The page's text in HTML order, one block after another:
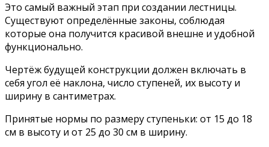
Это самый важный этап при создании лестницы.
Существуют определённые законы, соблюдая
которые она получится красивой внешне и удобной
функционально.
Чертёж будущей конструкции должен включать в
себя угол её наклона, число ступеней, их высоту и
ширину в сантиметрах.
Принятые нормы по размеру ступеньки: от 15 до 18
см в высоту и от 25 до 30 см в ширину.